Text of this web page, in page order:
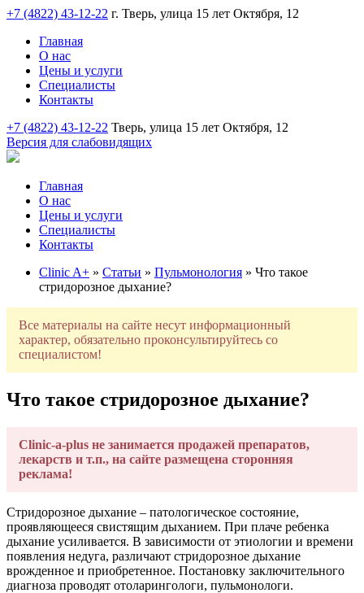
+7 (4822) 43-12-22 г. Тверь, улица 15 лет Октября, 12
Главная
О нас
Цены и услуги
Специалисты
Контакты
+7 (4822) 43-12-22 Тверь, улица 15 лет Октября, 12
Версия для слабовидящих
Главная
О нас
Цены и услуги
Специалисты
Контакты
Clinic A+ » Статьи » Пульмонология » Что такое
стридорозное дыхание?
Все материалы на сайте несут информационный
характер, обязательно проконсультируйтесь со
специалистом!
Что такое стридорозное дыхание?
Clinic-a-plus не занимается продажей препаратов,
лекарств и т.п., на сайте размещена сторонняя
реклама!
Стридорозное дыхание – патологическое состояние,
проявляющееся свистящим дыханием. При плаче ребенка
дыхание усиливается. В зависимости от этиологии и времени
появления недуга, различают стридорозное дыхание
врожденное и приобретенное. Постановку заключительного
диагноза проводят отоларингологи, пульмонологи.